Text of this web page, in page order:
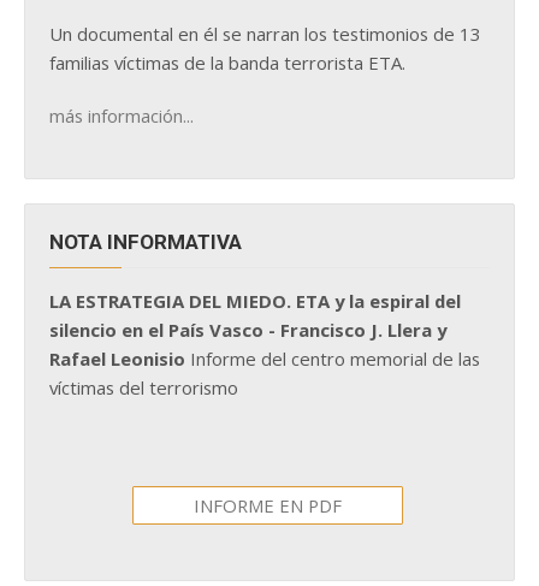
Un documental en él se narran los testimonios de 13
familias víctimas de la banda terrorista ETA.
más información...
NOTA INFORMATIVA
LA ESTRATEGIA DEL MIEDO. ETA y la espiral del
silencio en el País Vasco - Francisco J. Llera y
Rafael Leonisio Informe del centro memorial de las
víctimas del terrorismo
INFORME EN PDF